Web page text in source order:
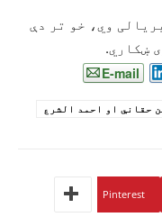
وي، خو تر دې
ښکاري.
E-mail
حقاني او احمد الشرع
Pinterest